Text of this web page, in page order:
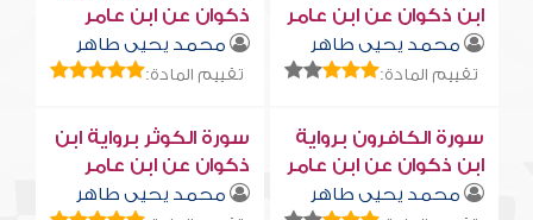
ابن ذكوان عن ابن عامر
محمد يحيى طاهر
تقييم المادة:
ذكوان عن ابن عامر
محمد يحيى طاهر
تقييم المادة:
سورة الكافرون برواية
ابن ذكوان عن ابن عامر
محمد يحيى طاهر
سورة الكوثر برواية ابن
ذكوان عن ابن عامر
محمد يحيى طاهر